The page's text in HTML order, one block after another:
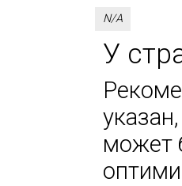
N/A
У
может